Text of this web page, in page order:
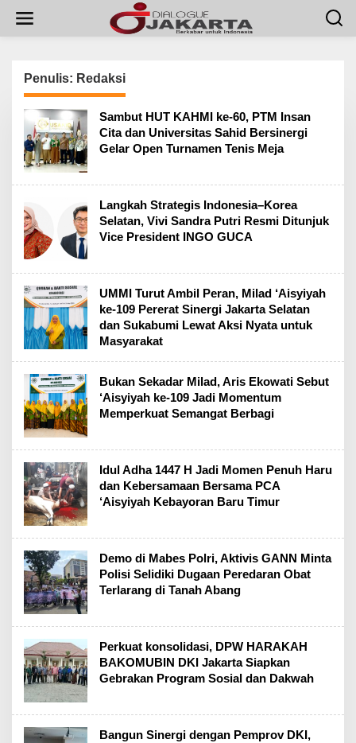
w
Penulis: Redaksi
Sambut HUT KAHMI ke-60, PTM Insan
Cita dan Universitas Sahid Bersinergi
Gelar Open Turnamen Tenis Meja
Langkah Strategis Indonesia–Korea
Selatan, Vivi Sandra Putri Resmi Ditunjuk
Vice President INGO GUCA
UMMI Turut Ambil Peran, Milad ‘Aisyiyah
ke-109 Pererat Sinergi Jakarta Selatan
dan Sukabumi Lewat Aksi Nyata untuk
Masyarakat
Bukan Sekadar Milad, Aris Ekowati Sebut
‘Aisyiyah ke-109 Jadi Momentum
Memperkuat Semangat Berbagi
Idul Adha 1447 H Jadi Momen Penuh Haru
dan Kebersamaan Bersama PCA
‘Aisyiyah Kebayoran Baru Timur
Demo di Mabes Polri, Aktivis GANN Minta
Polisi Selidiki Dugaan Peredaran Obat
Terlarang di Tanah Abang
Perkuat konsolidasi, DPW HARAKAH
BAKOMUBIN DKI Jakarta Siapkan
Gebrakan Program Sosial dan Dakwah
Bangun Sinergi dengan Pemprov DKI,